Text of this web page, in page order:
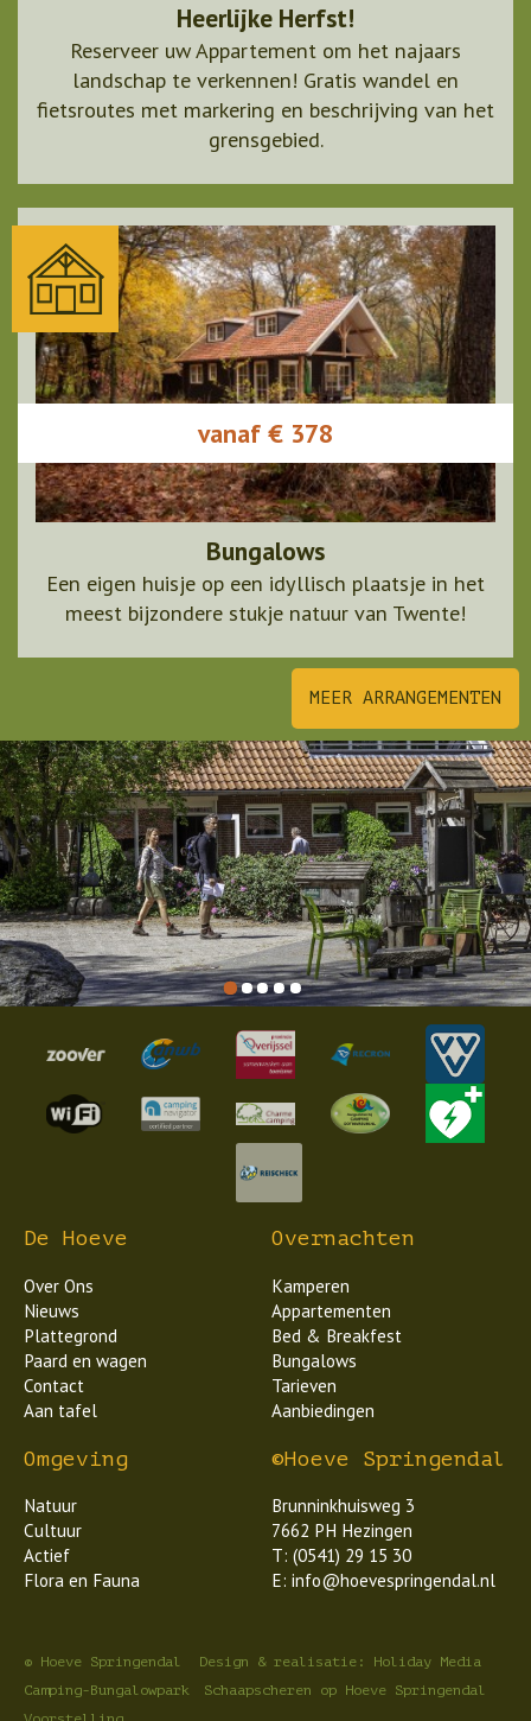
Heerlijke Herfst!
Reserveer uw Appartement om het najaars
landschap te verkennen! Gratis wandel en
fietsroutes met markering en beschrijving van het
grensgebied.
vanaf € 378
Bungalows
Een eigen huisje op een idyllisch plaatsje in het
meest bijzondere stukje natuur van Twente!
MEER ARRANGEMENTEN
©Hoeve Springendal
Brunninkhuisweg 3
7662 PH Hezingen
T: (0541) 29 15 30
E: info@hoevespringendal.nl
De Hoeve
Over Ons
Nieuws
Plattegrond
Paard en wagen
Contact
Aan tafel
Overnachten
Kamperen
Appartementen
Bed & Breakfest
Bungalows
Tarieven
Aanbiedingen
Omgeving
Natuur
Cultuur
Actief
Flora en Fauna
© Hoeve Springendal
Design & realisatie: Holiday Media
Camping-Bungalowpark
Schaapscheren op Hoeve Springendal